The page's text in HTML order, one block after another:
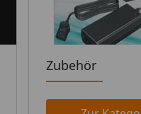
Zubehör